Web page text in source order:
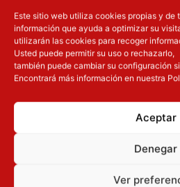
Este sitio web utiliza cookies propias y de
información que ayuda a optimizar su
utilizarán las cookies para recoger
Usted puede permitir su uso o rechazarlo,
también puede cambiar su configuración
Encontrará más información en nuestra
Aceptar
Denegar
Ver
OTROS